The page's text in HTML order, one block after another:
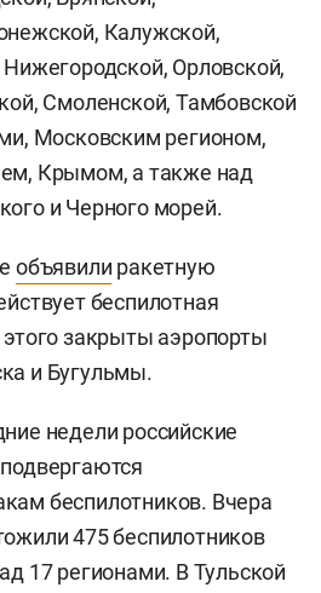
Калужской,
Орловской,
Смоленской, Тамбовской
Московским регионом,
Крымом, а также над
и Черного морей.
объявили ракетную
беспилотная
закрыты аэропорты
и Бугульмы.
недели российские
беспилотников. Вчера
475 беспилотников
17 регионами. В Тульской